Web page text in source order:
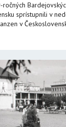
sprístupnili v
v